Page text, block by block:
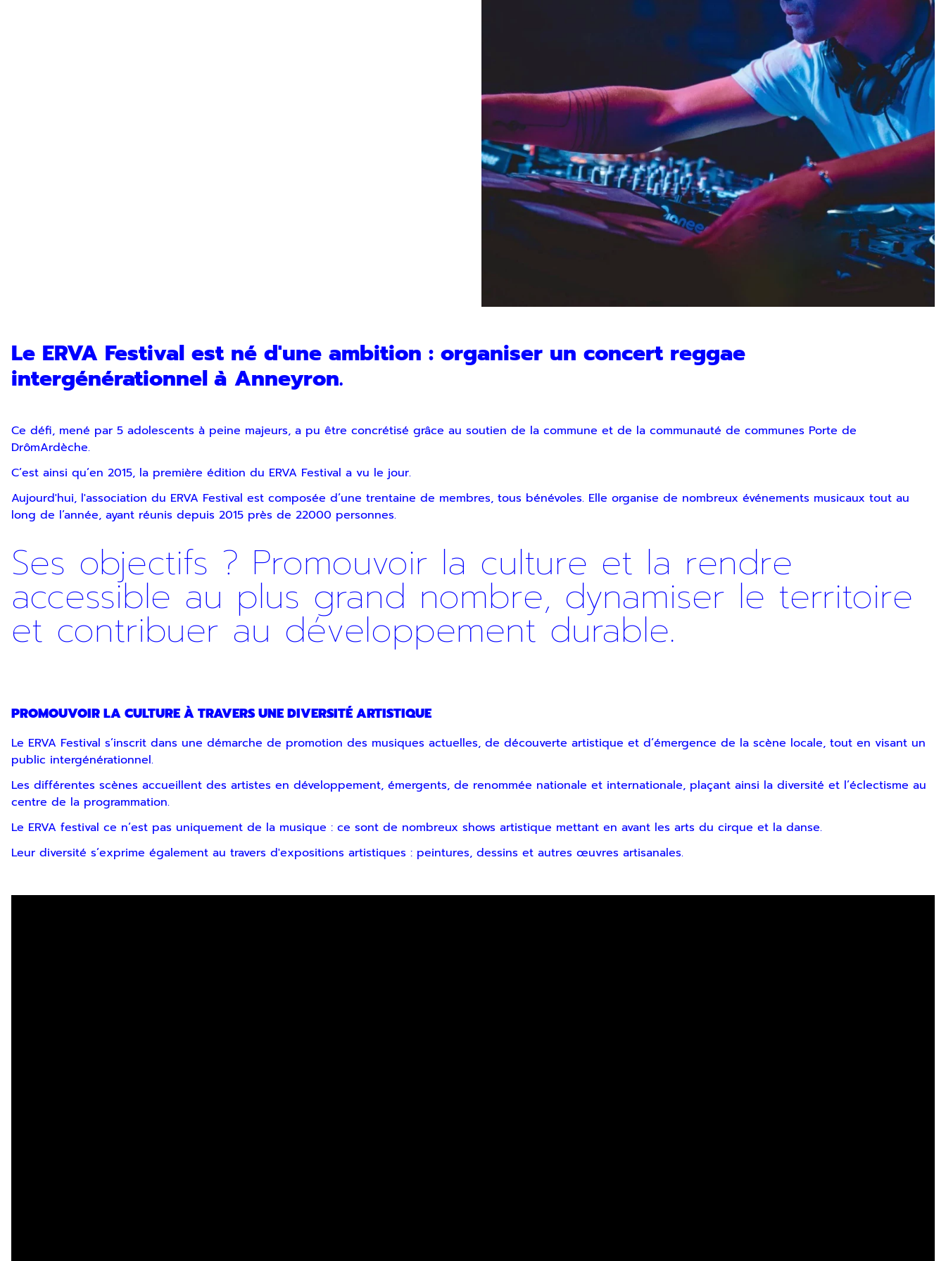
Le ERVA Festival est né d'une ambition : organiser un concert reggae
intergénérationnel à Anneyron.
Ce défi, mené par 5 adolescents à peine majeurs, a pu être concrétisé grâce au soutien de la commune et de la communauté de communes Porte de
DrômArdèche.
C’est ainsi qu’en 2015, la première édition du ERVA Festival a vu le jour.
Aujourd'hui, l'association du ERVA Festival est composée d’une trentaine de membres, tous bénévoles. Elle organise de nombreux événements musicaux tout au
long de l’année, ayant réunis depuis 2015 près de 22000 personnes.
Ses objectifs ? Promouvoir la culture et la rendre
accessible au plus grand nombre, dynamiser le territoire
et contribuer au développement durable.
PROMOUVOIR LA CULTURE À TRAVERS UNE DIVERSITÉ ARTISTIQUE
Le ERVA Festival s’inscrit dans une démarche de promotion des musiques actuelles, de découverte artistique et d’émergence de la scène locale, tout en visant un
public intergénérationnel.
Les différentes scènes accueillent des artistes en développement, émergents, de renommée nationale et internationale, plaçant ainsi la diversité et l’éclectisme au
centre de la programmation.
Le ERVA festival ce n’est pas uniquement de la musique : ce sont de nombreux shows artistique mettant en avant les arts du cirque et la danse.
Leur diversité s’exprime également au travers d'expositions artistiques : peintures, dessins et autres œuvres artisanales.
Inscription Newsletter
En indiquant votre adresse email, vous consentez à recevoir notre lettre d’information par voie électronique. Vous pouvez vous désinscrire à tout moment via les liens de
désinscription ou en nous contactant. Pour en savoir plus, consultez notrePolitique de confidentialité